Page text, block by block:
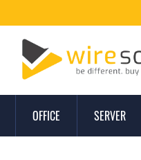
OFFICE SERVER